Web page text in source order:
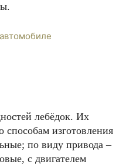
лебёдок. Их
изготовления
по виду привода –
с двигателем